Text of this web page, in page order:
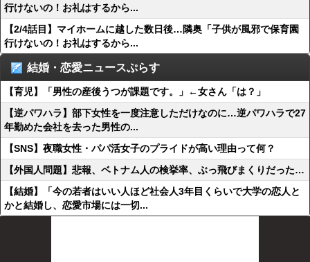
行けないの！お礼はするから...
【2/4話目】マイホームに越した数日後…隣奥「子供が風邪で保育園
行けないの！お礼はするから...
結婚・恋愛ニュースぷらす
【育児】「男性の産後うつが課題です。」←女さん「は？」
【逆パワハラ】部下女性を一度注意しただけなのに…逆パワハラで27
年勤めた会社を去った男性の...
【SNS】夜職女性・パパ活女子のプライドが高い理由って何？
【外国人問題】悲報、ベトナム人の検挙率、ぶっ飛びまくりだった…
【結婚】「今の若者はいい人ほど社会人3年目くらいで大学の恋人と
かと結婚し、恋愛市場には一切...